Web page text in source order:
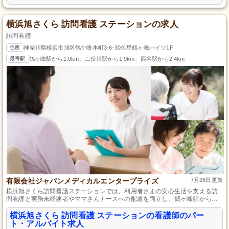
横浜旭さくら 訪問看護 ステーションの求人
訪問看護
住所 神奈川県横浜市旭区鶴ケ峰本町3-6-30久星鶴ヶ峰ハイツ1F
最寄駅 鶴ヶ峰駅から1.0km、二俣川駅から1.9km、西谷駅から2.4km
有限会社ジャパンメディカルエンタープライズ 7月28日更新
横浜旭さくら訪問看護ステーションでは、利用者さまの安心生活を支える訪
問看護と実務未経験者やママさんナースへの配慮を両立し、鶴ヶ峰駅からは
徒歩13分とアクセスも良好です。
横浜旭さくら 訪問看護 ステーションの看護師のパー
ト・アルバイト求人